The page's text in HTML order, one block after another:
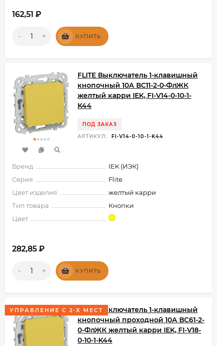
162,51 ₽
- + КУПИТЬ
FLITE Выключатель 1-клавишный
кнопочный 10А ВС11-2-0-ФлЖК
желтый карри IEK, FI-V14-0-10-1-
K44
ПОД ЗАКАЗ
АРТИКУЛ:
FI-V14-0-10-1-K44
Бренд
IEK (ИЭК)
Серия
Flite
Цвет изделия
желтый карри
Тип товара
Кнопки
Цвет
282,85 ₽
- + КУПИТЬ
УПРАВЛЕНИЕ С 2-Х МЕСТFLITE Выключатель 1-клавишный
кнопочный проходной 10А ВС61-2-
0-ФлЖК желтый карри IEK, FI-V18-
0-10-1-K44